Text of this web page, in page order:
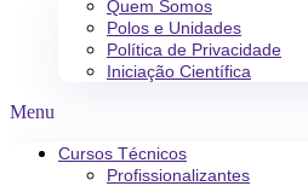
Quem Somos
Polos e Unidades
Política de Privacidade
Iniciação Científica
Menu
Cursos Técnicos
Profissionalizantes